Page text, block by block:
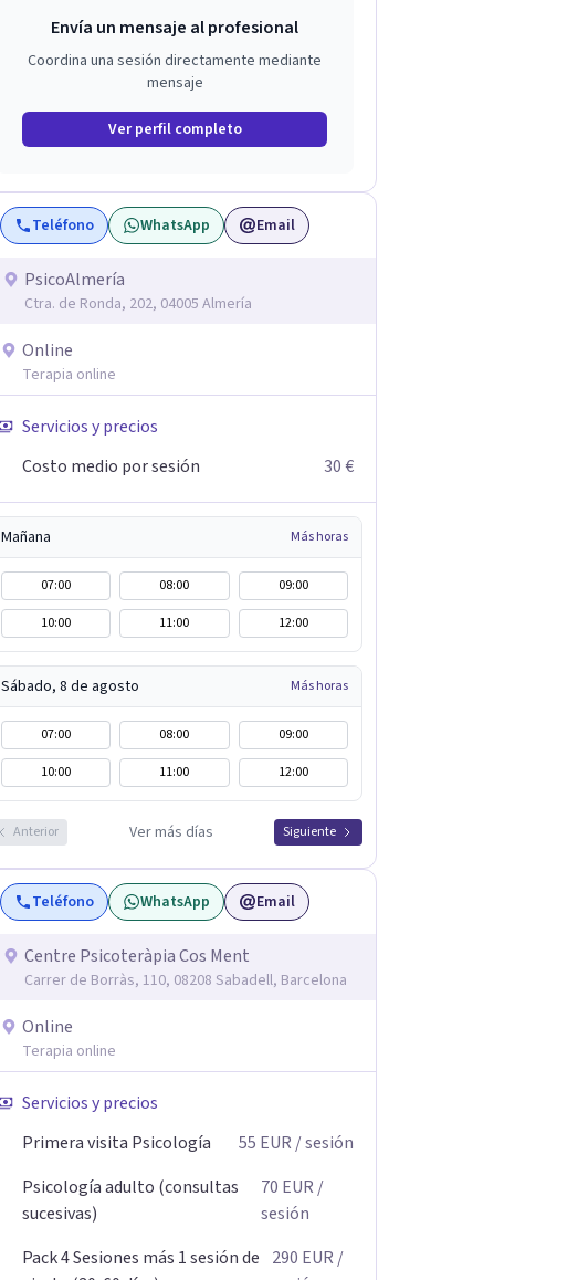
Envía un mensaje al profesional
Coordina una sesión directamente mediante
mensaje
Ver perfil completo
Teléfono WhatsApp Email
PsicoAlmería
Ctra. de Ronda, 202, 04005 Almería
Online
Terapia online
Servicios y precios
Costo medio por sesión
30 €
Mañana Más horas
07:00 08:00
09:00
10:00
11:00 12:00
Sábado, 8 de agosto Más horas
07:00 08:00
09:00
10:00
11:00 12:00
Anterior Ver más días Siguiente
Teléfono WhatsApp Email
Centre Psicoteràpia Cos Ment
Carrer de Borràs, 110, 08208 Sabadell, Barcelona
Online
Terapia online
Servicios y precios
Primera visita Psicología
55 EUR / sesión
Psicología adulto (consultas
sucesivas)
70 EUR /
sesión
Pack 4 Sesiones más 1 sesión de 290 EUR /